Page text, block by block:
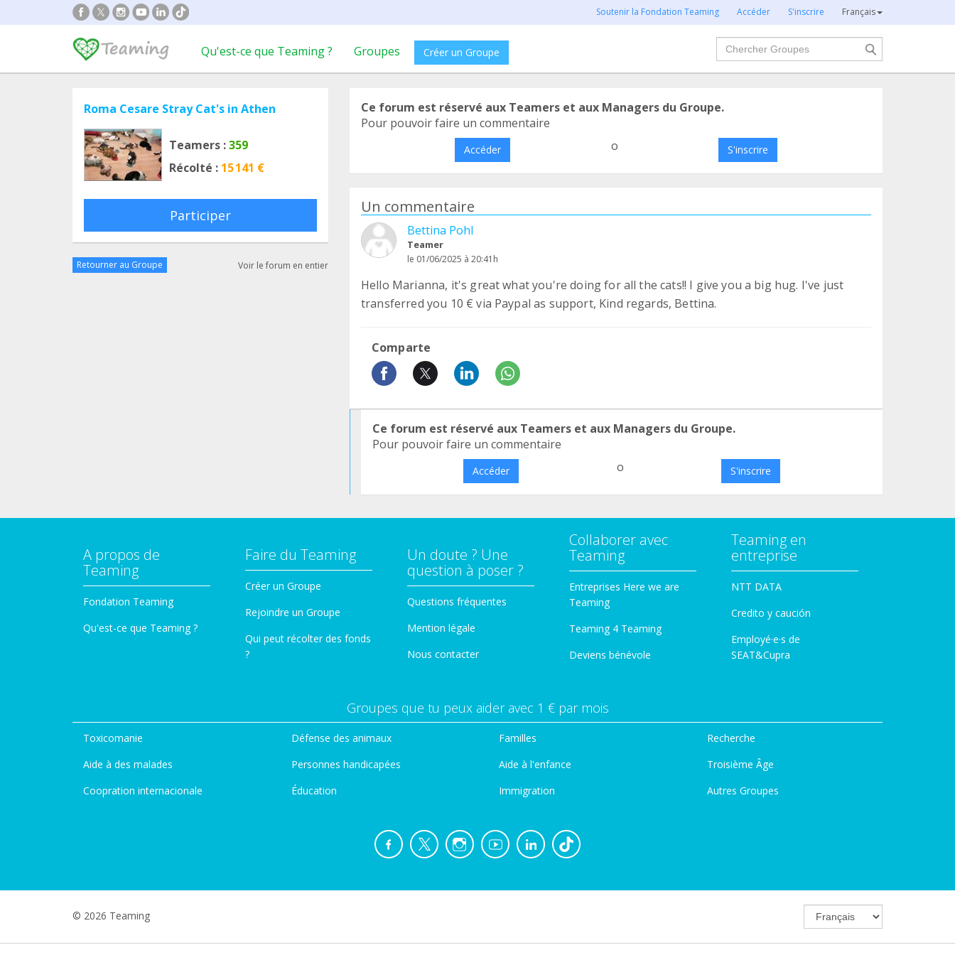
Soutenir la Fondation Teaming Accéder S'inscrire Français
Qu'est-ce que Teaming ? Groupes Créer un Groupe
Chercher
Roma Cesare Stray Cat's in Athen
Teamers :359
Récolté : 15 141 €
Participer
Retourner au Groupe Voir le forum en entier
Ce forum est réservé aux Teamers et aux Managers du Groupe.
Pour pouvoir faire un commentaire
Accéder o S'inscrire
Un commentaire
Bettina Pohl
Teamer
le 01/06/2025 à 20:41h
Hello Marianna, it's great what you're doing for all the cats!! I give you a big hug. I've just
transferred you 10 € via Paypal as support, Kind regards, Bettina.
Comparte
Ce forum est réservé aux Teamers et aux Managers du Groupe.
Pour pouvoir faire un commentaire
Accéder o S'inscrire
A propos de
Teaming
Fondation Teaming
Qu'est-ce que Teaming ?
Faire du Teaming
Créer un Groupe
Rejoindre un Groupe
Qui peut récolter des fonds
?
Un doute ? Une
question à poser ?
Questions fréquentes
Mention légale
Nous contacter
Collaborer avec
Teaming
Entreprises Here we are
Teaming
Teaming 4 Teaming
Deviens bénévole
Teaming en
entreprise
NTT DATA
Credito y caución
Employé·e·s de
SEAT&Cupra
Groupes que tu peux aider avec 1 € par mois
Toxicomanie
Aide à des malades
Coopration internacionale
Défense des animaux
Personnes handicapées
Éducation
Familles
Aide à l'enfance
Immigration
Recherche
Troisième Âge
Autres Groupes
© 2026 Teaming